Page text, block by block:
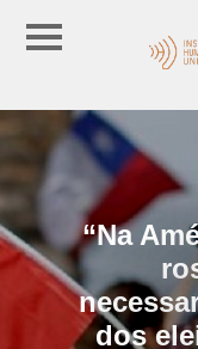
“Na
dos